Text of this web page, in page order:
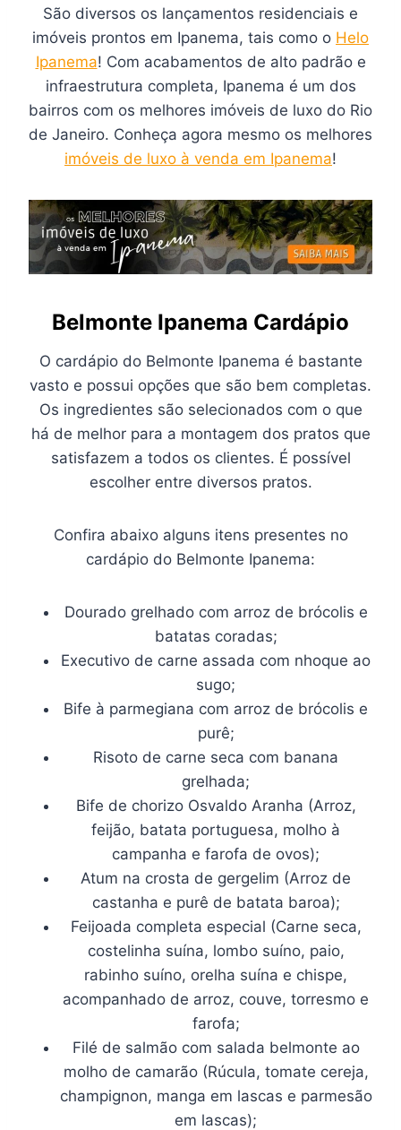
São diversos os lançamentos residenciais e
imóveis prontos em Ipanema, tais como o Helo
Ipanema! Com acabamentos de alto padrão e
infraestrutura completa, Ipanema é um dos
bairros com os melhores imóveis de luxo do Rio
de Janeiro. Conheça agora mesmo os melhores
imóveis de luxo à venda em Ipanema!
Belmonte Ipanema Cardápio
O cardápio do Belmonte Ipanema é bastante
vasto e possui opções que são bem completas.
Os ingredientes são selecionados com o que
há de melhor para a montagem dos pratos que
satisfazem a todos os clientes. É possível
escolher entre diversos pratos.
Confira abaixo alguns itens presentes no
cardápio do Belmonte Ipanema:
Dourado grelhado com arroz de brócolis e
batatas coradas;
Executivo de carne assada com nhoque ao
sugo;
Bife à parmegiana com arroz de brócolis e
purê;
Risoto de carne seca com banana
grelhada;
Bife de chorizo Osvaldo Aranha (Arroz,
feijão, batata portuguesa, molho à
campanha e farofa de ovos);
Atum na crosta de gergelim (Arroz de
castanha e purê de batata baroa);
Feijoada completa especial (Carne seca,
costelinha suína, lombo suíno, paio,
rabinho suíno, orelha suína e chispe,
acompanhado de arroz, couve, torresmo e
farofa;
Filé de salmão com salada belmonte ao
molho de camarão (Rúcula, tomate cereja,
champignon, manga em lascas e parmesão
em lascas);